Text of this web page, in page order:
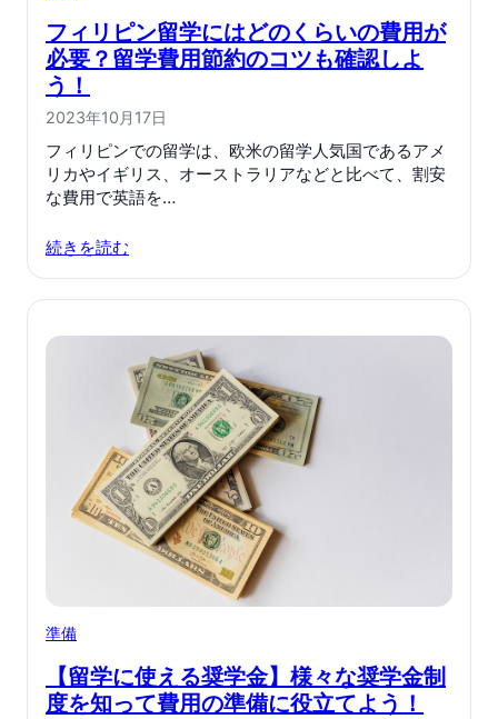
フィリピン留学にはどのくらいの費用が
必要？留学費用節約のコツも確認しよ
う！
2023年10月17日
フィリピンでの留学は、欧米の留学人気国であるアメ
リカやイギリス、オーストラリアなどと比べて、割安
な費用で英語を…
続きを読む
準備
【留学に使える奨学金】様々な奨学金制
度を知って費用の準備に役立てよう！